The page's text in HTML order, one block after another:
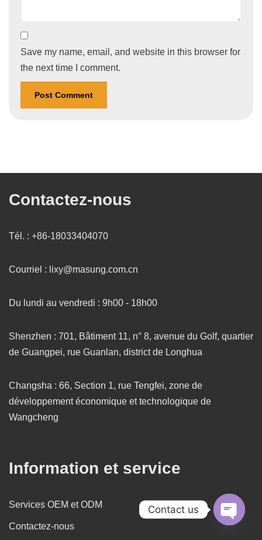
Save my name, email, and website in this browser for
the next time I comment.
Contactez-nous
Tél. : +86-18033404070
Courriel : lixy@masung.com.cn
Du lundi au vendredi : 9h00 - 18h00
Shenzhen : 701, Bâtiment 11, n° 8, avenue du Golf, quartier
de Guangpei, rue Guanlan, district de Longhua
Changsha : 66, Section 1, rue Tengfei, zone de
développement économique et technologique de
Wangcheng
Information et service
Services OEM et ODM
Contactez-nous
Contact us